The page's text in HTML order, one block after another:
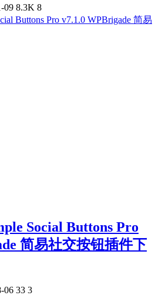
09 8.3K 8
Social Buttons Pro
简易社交按钮插件下
06 33 3